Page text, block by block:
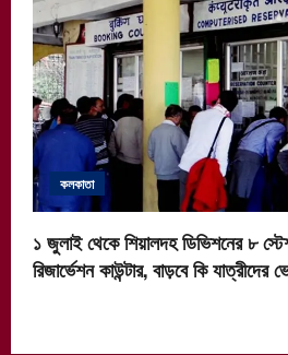
কলকাতা
১ জুলাই থেকে শিয়ালদহ ডিভিশনের ৮
রিজার্ভেশন কাউন্টার, বাড়বে কি যাত্রীদের